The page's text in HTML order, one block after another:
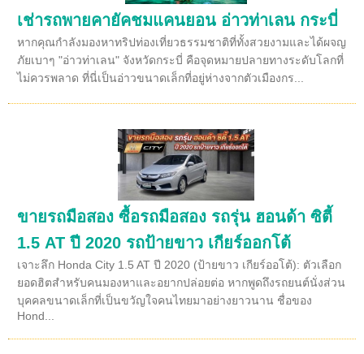
เช่ารถพายคายัคชมแคนยอน อ่าวท่าเลน กระบี่
หากคุณกำลังมองหาทริปท่องเที่ยวธรรมชาติที่ทั้งสวยงามและได้ผจญ
ภัยเบาๆ "อ่าวท่าเลน" จังหวัดกระบี่ คือจุดหมายปลายทางระดับโลกที่
ไม่ควรพลาด ที่นี่เป็นอ่าวขนาดเล็กที่อยู่ห่างจากตัวเมืองกร...
ขายรถมือสอง ซื้อรถมือสอง รถรุ่น ฮอนด้า ซิตี้
1.5 AT ปี 2020 รถป้ายขาว เกียร์ออกโต้
เจาะลึก Honda City 1.5 AT ปี 2020 (ป้ายขาว เกียร์ออโต้): ตัวเลือก
ยอดฮิตสำหรับคนมองหาและอยากปล่อยต่อ หากพูดถึงรถยนต์นั่งส่วน
บุคคลขนาดเล็กที่เป็นขวัญใจคนไทยมาอย่างยาวนาน ชื่อของ
Hond...